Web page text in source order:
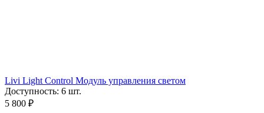
Livi Light Control Модуль управления светом
Доступность: 6 шт.
5 800 ₽